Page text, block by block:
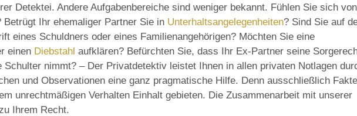
Detektei. Andere Aufgabenbereiche sind weniger bekannt. Fühlen Sie sich von
Ihr ehemaliger Partner Sie in Unterhaltsangelegenheiten? Sind Sie auf
eines Schuldners oder eines Familienangehörigen? Möchten Sie eine
einen Diebstahl aufklären? Befürchten Sie, dass Ihr Ex-Partner seine
Schulter nimmt? – Der Privatdetektiv leistet Ihnen in allen privaten Notlagen
und Observationen eine ganz pragmatische Hilfe. Denn ausschließlich
unrechtmäßigen Verhalten Einhalt gebieten. Die Zusammenarbeit mit unserer
Ihrem Recht.